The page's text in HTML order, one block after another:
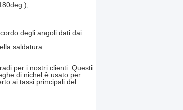
degli angoli dati dai
saldatura
per i nostri clienti. Questi
di nichel è usato per
ai tassi principali del